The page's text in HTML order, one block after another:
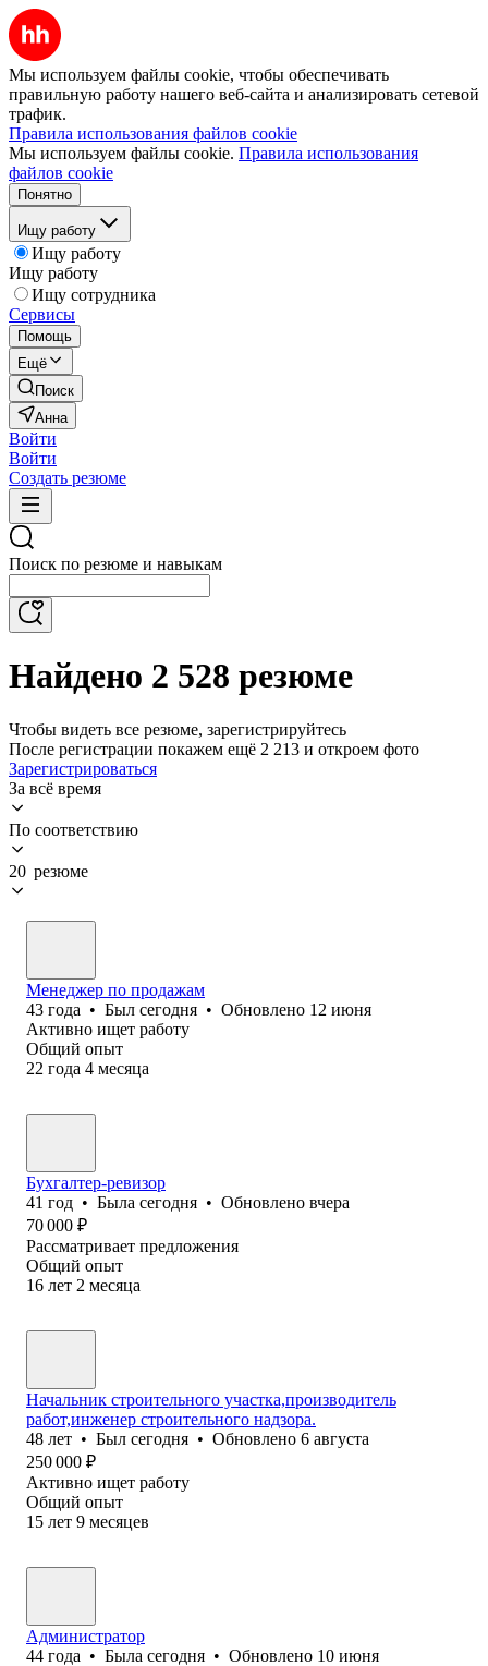
Мы используем файлы cookie, чтобы обеспечивать
правильную работу нашего веб-сайта и анализировать сетевой
трафик.
Правила использования файлов cookie
Мы используем файлы cookie. Правила использования
файлов cookie
Понятно
Ищу работу
Ищу работу
Ищу работу
Ищу сотрудника
Сервисы
Помощь
Ещё
Поиск
Анна
Войти
Войти
Создать резюме
Поиск по резюме и навыкам
Найдено 2 528 резюме
Чтобы видеть все резюме, зарегистрируйтесь
После регистрации покажем ещё 2 213 и откроем фото
Зарегистрироваться
За всё время
По соответствию
20 резюме
Менеджер по продажам
43 года • Был сегодня • Обновлено 12 июня
Активно ищет работу
Общий опыт
22 года 4 месяца
Бухгалтер-ревизор
41 год • Была сегодня • Обновлено вчера
70 000 ₽
Рассматривает предложения
Общий опыт
16 лет 2 месяца
Начальник строительного участка,производитель
работ,инженер строительного надзора.
48 лет • Был сегодня • Обновлено 6 августа
250 000 ₽
Активно ищет работу
Общий опыт
15 лет 9 месяцев
Администратор
44 года • Была сегодня • Обновлено 10 июня